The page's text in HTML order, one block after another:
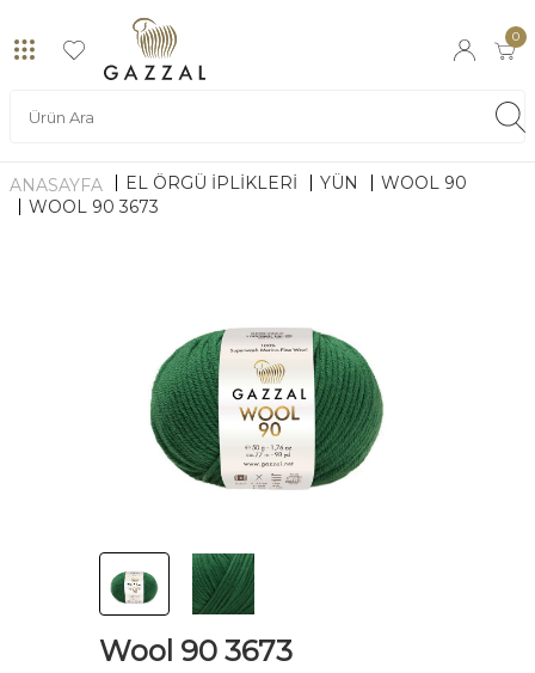
0
ANASAYFA EL ÖRGÜ İPLİKLERİ YÜN
WOOL 90
WOOL 90 3673
Wool 90 3673